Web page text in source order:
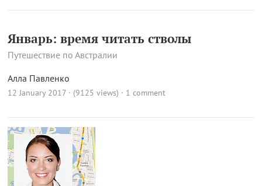
Январь: время читать стволы
Путешествие по Австралии
Алла Павленко
12 January 2017 · (9125 views) · 1 comment